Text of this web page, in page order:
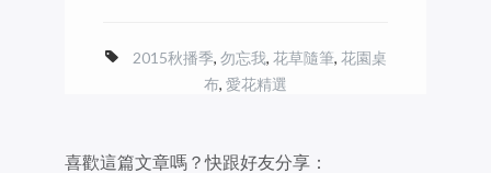
2015秋播季, 勿忘我, 花草隨筆, 花園桌
布, 愛花精選
喜歡這篇文章嗎？快跟好友分享：